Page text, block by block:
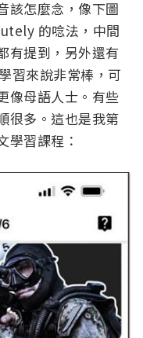
該怎麼念，像下圖
的唸法，中間
有提到，另外還有
習來說非常棒，可
像母語人士。有些
很多。這也是我第
學習課程：